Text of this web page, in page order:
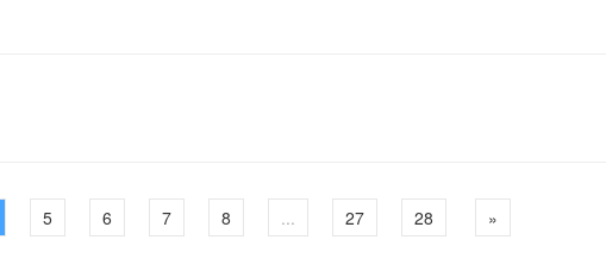
5 6 7 8 ... 27 28 »